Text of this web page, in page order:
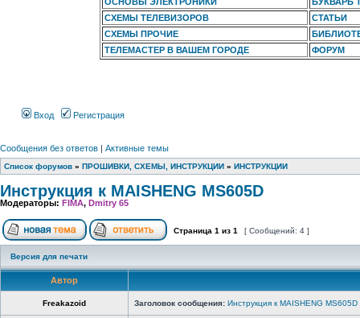
СХЕМЫ ТЕЛЕВИЗОРОВ
СТАТЬИ
СХЕМЫ ПРОЧИЕ
ТЕЛЕМАСТЕР В ВАШЕМ ГОРОДЕ
ФОРУМ
Вход Регистрация
Сообщения без ответов | Активные темы
Список форумов » ПРОШИВКИ, СХЕМЫ, ИНСТРУКЦИИ » ИНСТРУКЦИИ
Инструкция к MAISHENG MS605D
Модераторы: FIMA, Dmitry 65
Страница 1 из 1 [ Сообщений: 4 ]
Версия для печати
Автор
Freakazoid Заголовок сообщения: Инструкция к MAISHENG MS605D